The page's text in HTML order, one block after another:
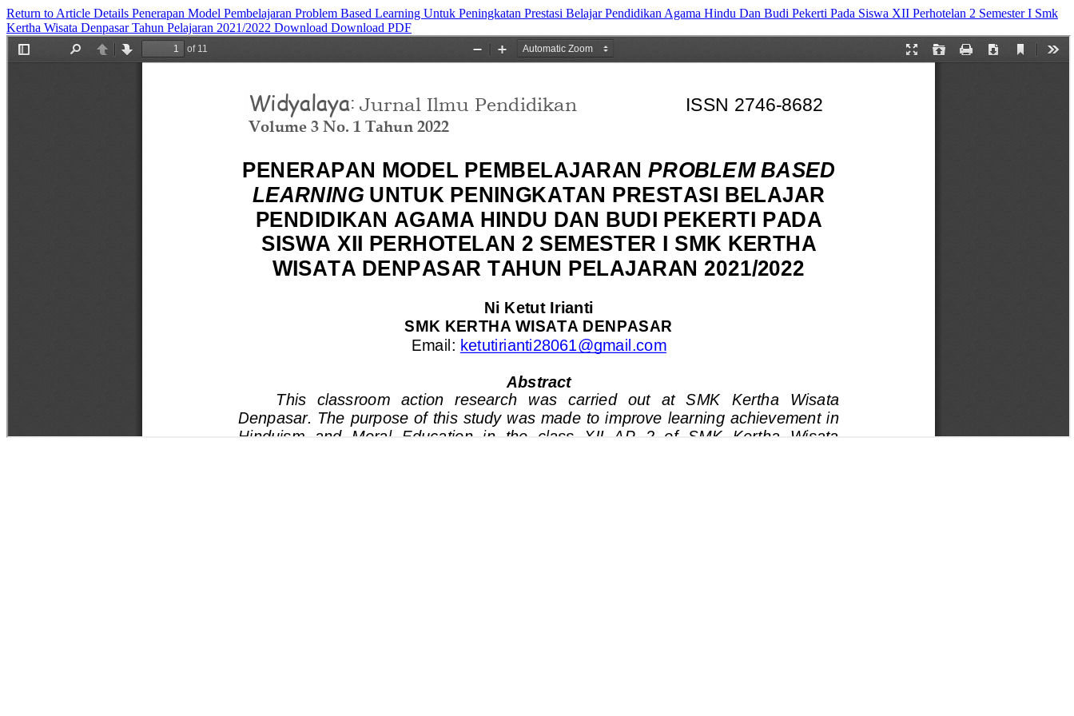
Return to Article Details Penerapan Model Pembelajaran Problem Based Learning Untuk Peningkatan Prestasi Belajar Pendidikan Agama Hindu Dan Budi Pekerti Pada Siswa XII Perhotelan 2 Semester I Smk
Kertha Wisata Denpasar Tahun Pelajaran 2021/2022 Download Download PDF